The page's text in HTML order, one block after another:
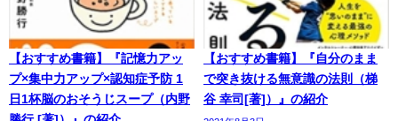
【おすすめ書籍】『記憶力アッ
プ×集中力アップ×認知症予防 1
日1杯脳のおそうじスープ（内野
【おすすめ書籍】『自分のまま
で突き抜ける無意識の法則（梯
谷 幸司[著]）』の紹介